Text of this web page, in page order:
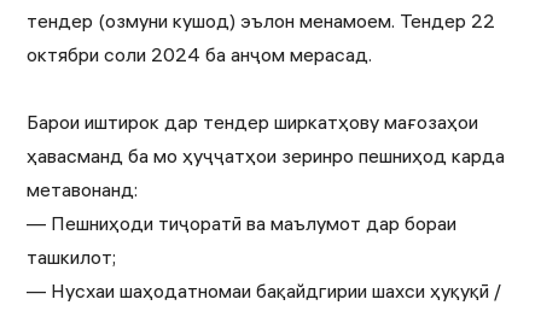
тендер (озмуни кушод) эълон менамоем. Тендер 22
октябри соли 2024 ба анҷом мерасад.
Барои иштирок дар тендер ширкатҳову мағозаҳои
ҳавасманд ба мо ҳуҷҷатҳои зеринро пешниҳод карда
метавонанд:
— Пешниҳоди тиҷоратӣ ва маълумот дар бораи
ташкилот;
— Нусхаи шаҳодатномаи бақайдгирии шахси ҳуқуқӣ /